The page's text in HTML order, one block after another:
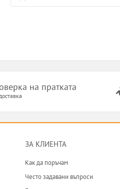
на пратката
ЗА КЛИЕНТА
Как да поръчам
Често задавани въпроси